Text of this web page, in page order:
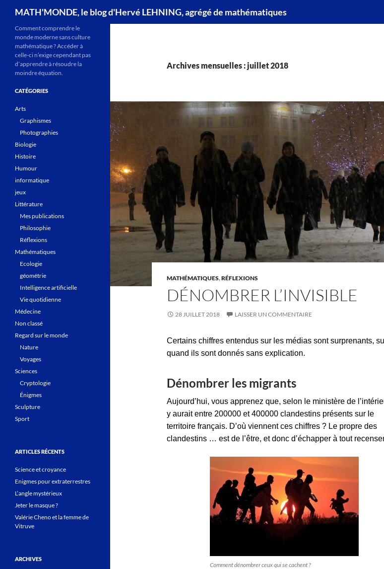
MATH'MONDE, le blog d'Hervé LEHNING, agrégé de mathématiques
Archives mensuelles : juillet 2018
MATHÉMATIQUES,RÉFLEXIONS
DÉNOMBRER L’INVISIBLE
28 JUILLET 2018 LAISSER UN COMMENTAIRE
Certains chiffres entendus sur les médias sont surprenants,
quand ils sont donnés sans explication.
Dénombrer les migrants
Aujourd’hui, vous apprenez que, selon le ministère de
y aurait entre 200000 et 400000 clandestins présents sur le
territoire français. D’où viennent ces chiffres ? Le propre des
clandestins … est de l’être, et donc d’échapper à tout
Comment dénombrer ceux qui se cachent ?
Comment comprendre le
monde moderne sans culture
mathématique ? Accéder à
celle-ci n’exige cependant pas
d’apprendre à résoudre la
moindre équation.
CATÉGORIES
Arts
Graphismes
Photographies
Biologie
Histoire
Humour
informatique
jeux
Littérature
Mes publications
Philosophie
Réflexions
Mathématiques
Ecologie
géométrie
Intelligence artificielle
Vie quotidienne
Médecine
Non classé
Regard sur le monde
Nature
Voyages
Sciences
Cryptologie
Énigmes
Sculpture
Sport
ARTICLES RÉCENTS
Science et croyance
Enigmes pour extraterrestres
L’angle mystérieux
Jeter le masque ?
Valérie Cheno et la femme de
Vitruve
ARCHIVES